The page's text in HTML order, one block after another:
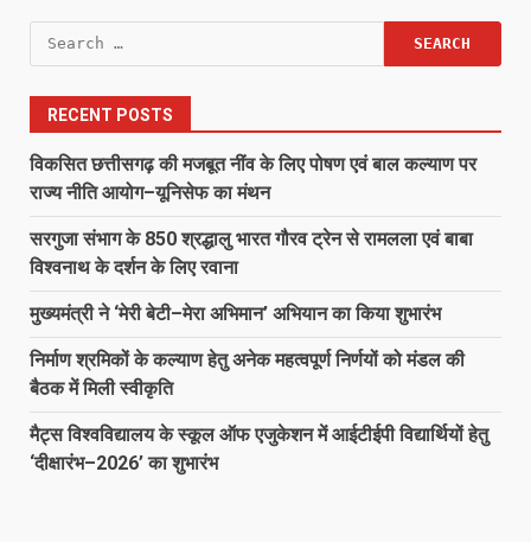
Search
for:
RECENT POSTS
विकसित छत्तीसगढ़ की मजबूत नींव के लिए पोषण एवं बाल कल्याण पर
राज्य नीति आयोग–यूनिसेफ का मंथन
सरगुजा संभाग के 850 श्रद्धालु भारत गौरव ट्रेन से रामलला एवं बाबा
विश्वनाथ के दर्शन के लिए रवाना
मुख्यमंत्री ने ‘मेरी बेटी–मेरा अभिमान’ अभियान का किया शुभारंभ
निर्माण श्रमिकों के कल्याण हेतु अनेक महत्वपूर्ण निर्णयों को मंडल की
बैठक में मिली स्वीकृति
मैट्स विश्वविद्यालय के स्कूल ऑफ एजुकेशन में आईटीईपी विद्यार्थियों हेतु
‘दीक्षारंभ–2026’ का शुभारंभ